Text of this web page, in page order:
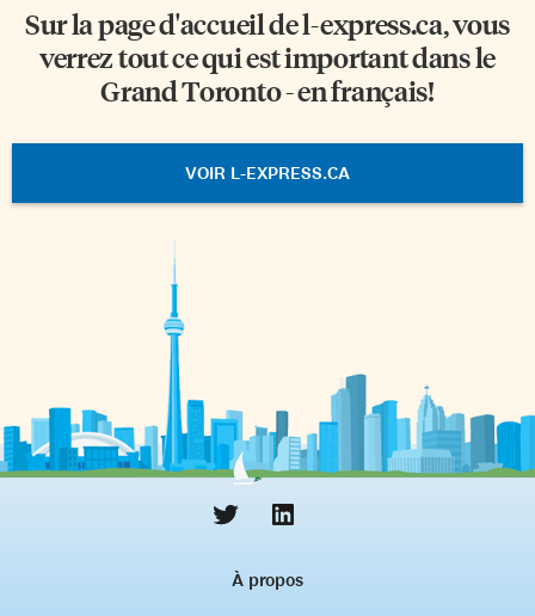
Sur la page d'accueil del-express.ca, vous
verrez tout ce qui est important dans le
Grand Toronto - en français!
VOIR L-EXPRESS.CA
À propos